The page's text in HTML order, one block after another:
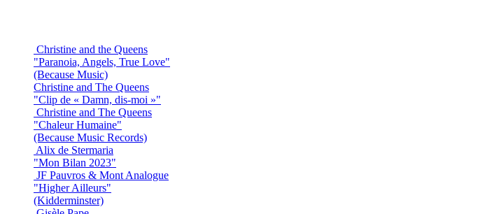
Christine and the Queens
"Paranoia, Angels, True Love"
(Because Music)
Christine and The Queens
"Clip de « Damn, dis-moi »"
Christine and The Queens
"Chaleur Humaine"
(Because Music Records)
Alix de Stermaria
"Mon Bilan 2023"
JF Pauvros & Mont Analogue
"Higher Ailleurs"
(Kidderminster)